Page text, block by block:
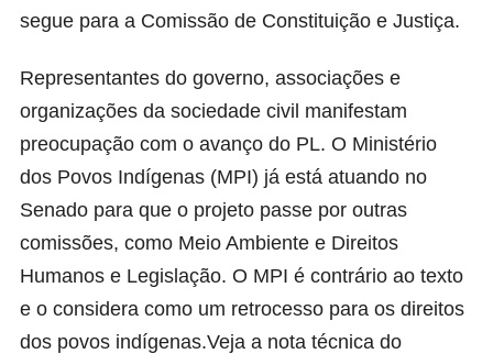
segue para a Comissão de Constituição e Justiça.
Representantes do governo, associações e
organizações da sociedade civil manifestam
preocupação com o avanço do PL. O Ministério
dos Povos Indígenas (MPI) já está atuando no
Senado para que o projeto passe por outras
comissões, como Meio Ambiente e Direitos
Humanos e Legislação. O MPI é contrário ao texto
e o considera como um retrocesso para os direitos
dos povos indígenas.Veja a nota técnica do